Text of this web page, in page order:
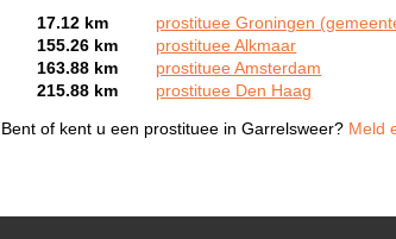
17.12 km
prostituee Groningen
155.26 km
prostituee Alkmaar
163.88 km
prostituee Amsterdam
215.88 km
prostituee Den Haag
Bent of kent u een prostituee in Garrelsweer? Meld